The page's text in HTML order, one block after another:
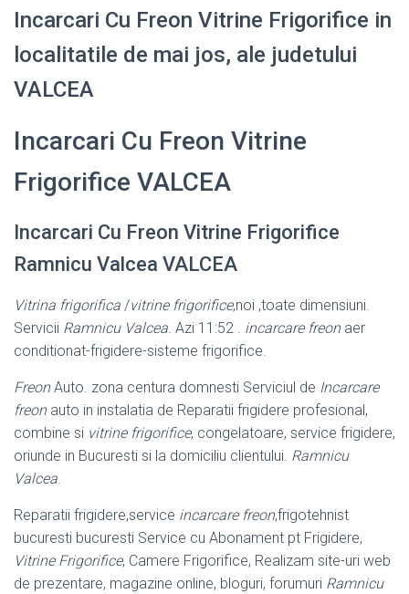
Incarcari Cu Freon Vitrine Frigorifice in
localitatile de mai jos, ale judetului
VALCEA
Incarcari Cu Freon Vitrine
Frigorifice VALCEA
Incarcari Cu Freon Vitrine Frigorifice
Ramnicu Valcea VALCEA
Vitrina frigorifica /vitrine frigorifice,noi ,toate dimensiuni.
Servicii Ramnicu Valcea. Azi 11:52 . incarcare freonaer
conditionat-frigidere-sisteme frigorifice.
FreonAuto. zona centura domnesti Serviciul de Incarcare
freonauto in instalatia de Reparatii frigidere profesional,
combine si vitrine frigorifice, congelatoare, service frigidere,
oriunde in Bucuresti si la domiciliu clientului. Ramnicu
Valcea.
Reparatii frigidere,service incarcare freon,frigotehnist
bucuresti bucuresti Service cu Abonament pt Frigidere,
Vitrine Frigorifice, Camere Frigorifice, Realizam site-uri web
de prezentare, magazine online, bloguri, forumuri Ramnicu